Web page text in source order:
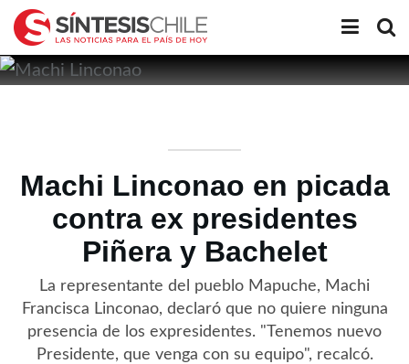
Machi Linconao en picada
contra ex presidentes
Piñera y Bachelet
La representante del pueblo Mapuche, Machi
Francisca Linconao, declaró que no quiere ninguna
presencia de los expresidentes. "Tenemos nuevo
Presidente, que venga con su equipo", recalcó.